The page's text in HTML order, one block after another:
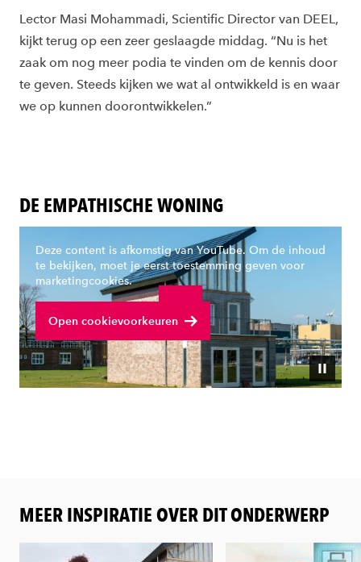
Lector Masi Mohammadi, Scientific Director van DEEL,
kijkt terug op een zeer geslaagde middag. “Nu is het
zaak om nog meer podia te vinden om de kennis door
te geven. Steeds kijken we wat al ontwikkeld is en waar
we op kunnen doorontwikkelen.”
DE EMPATHISCHE WONING
Bekijk volledige video
Deze content is afkomstig van YouTube. Om de inhoud
te bekijken, moet je eerst toestemming geven voor
marketingcookies.
Open cookievoorkeuren
MEER INSPIRATIE OVER DIT ONDERWERP